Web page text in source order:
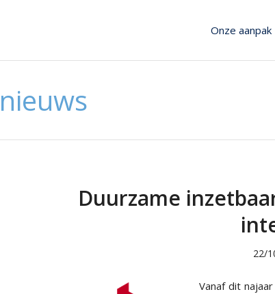
Onze aanpak
Duurzame
22/
Vanaf dit